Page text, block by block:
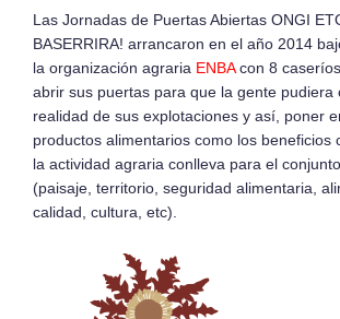
Las Jornadas de Puertas Abiertas ONGI
BASERRIRA! arrancaron en el año 2014
la organización agraria ENBAcon 8
abrir sus puertas para que la gente pudiera
realidad de sus explotaciones y así, poner
productos alimentarios como los beneficios
la actividad agraria conlleva para el
(paisaje, territorio, seguridad alimentaria,
calidad, cultura, etc).